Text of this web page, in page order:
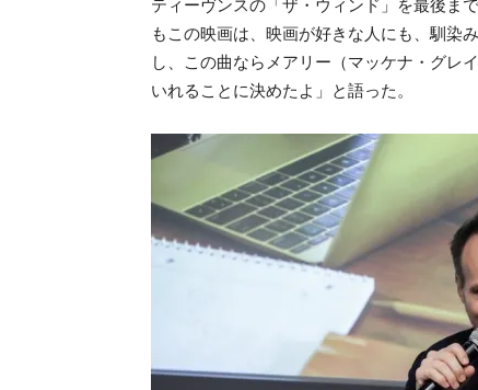
ティーヴンスの「ザ・ウィンド」を最後ま
もこの映画は、映画が好きな人にも、馴染
し、この曲ならメアリー（マッケナ・グレ
いれることに決めたよ」と語った。